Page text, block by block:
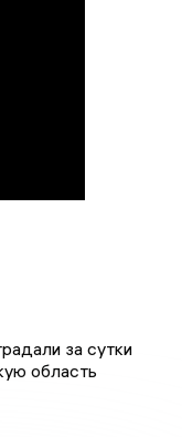
за сутки
область